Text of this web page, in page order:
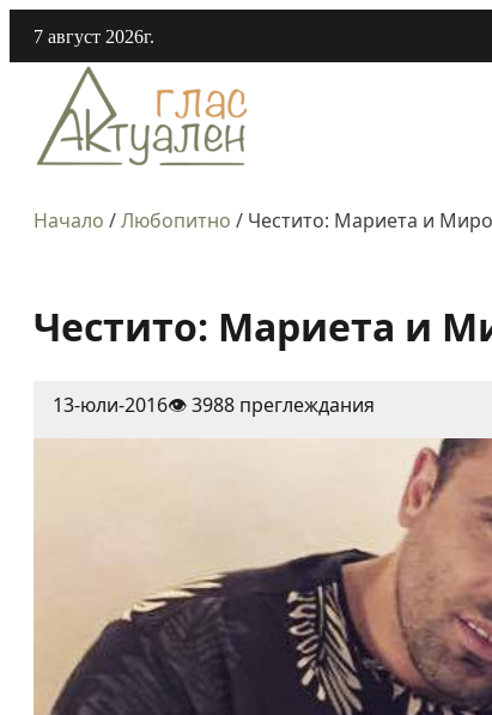
7 август 2026г.
Начало /Любопитно / Честито: Мариета и
Честито: Мариета и
13-юли-2016👁️ 3988 преглеждания